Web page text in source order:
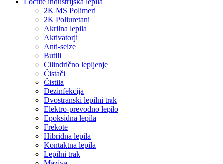
Loctite industrijska lepila
2K MS Polimeri
2K Poliuretani
Akrilna lepila
Aktivatorji
Anti-seize
Butili
Cilindrično lepljenje
Čistači
Čistila
Dezinfekcija
Dvostranski lepilni trak
Elektro-prevodno lepilo
Epoksidna lepila
Frekote
Hibridna lepila
Kontaktna lepila
Lepilni trak